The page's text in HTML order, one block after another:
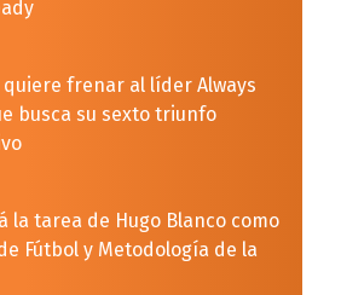
quiere frenar al líder Always
busca su sexto triunfo
la tarea de Hugo Blanco como
Fútbol y Metodología de la